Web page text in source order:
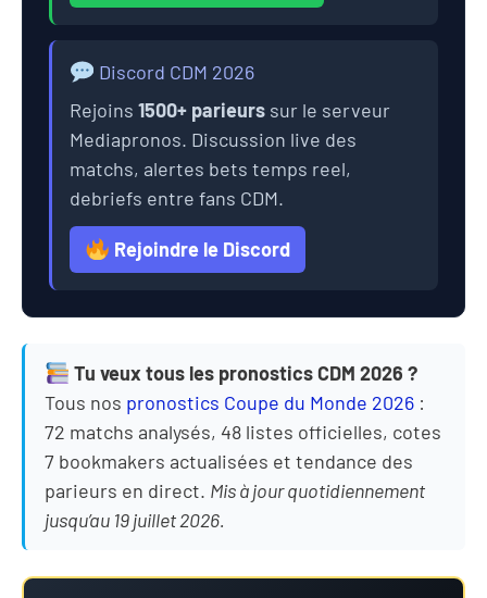
Discord CDM 2026
Rejoins 1500+ parieurs sur le serveur
Mediapronos. Discussion live des
matchs, alertes bets temps reel,
debriefs entre fans CDM.
Rejoindre le Discord
Tu veux tous les pronostics CDM 2026 ?
Tous nos pronostics Coupe du Monde 2026 :
72 matchs analysés, 48 listes officielles, cotes
7 bookmakers actualisées et tendance des
parieurs en direct. Mis à jour quotidiennement
jusqu’au 19 juillet 2026.